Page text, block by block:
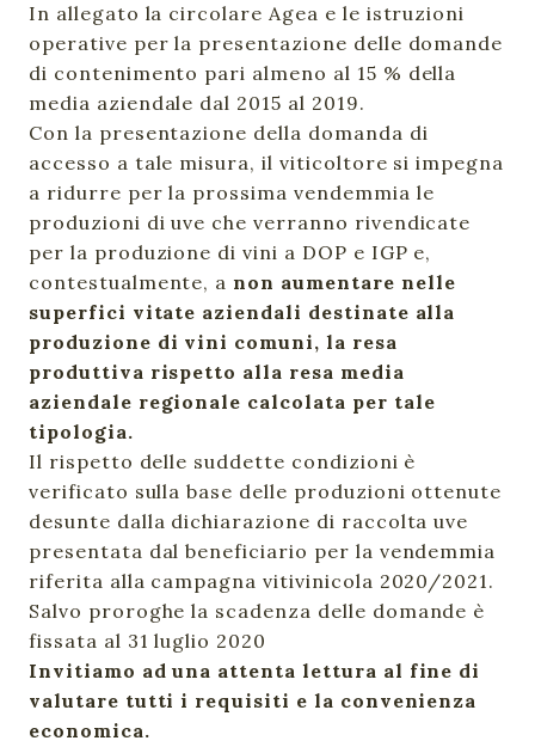
In allegato la circolare Agea e le istruzioni
operative per la presentazione delle domande
di contenimento pari almeno al 15 % della
media aziendale dal 2015 al 2019.
Con la presentazione della domanda di
accesso a tale misura, il viticoltore si impegna
a ridurre per la prossima vendemmia le
produzioni di uve che verranno rivendicate
per la produzione di vini a DOP e IGP e,
contestualmente, anon aumentare nelle
superfici vitate aziendali destinate alla
produzione di vini comuni, la resa
produttiva rispetto alla resa media
aziendale regionale calcolata per tale
tipologia.
Il rispetto delle suddette condizioni è
verificato sulla base delle produzioni ottenute
desunte dalla dichiarazione di raccolta uve
presentata dal beneficiario per la vendemmia
riferita alla campagna vitivinicola 2020/2021.
Salvo proroghe la scadenza delle domande è
fissata al 31 luglio 2020
Invitiamo ad una attenta lettura al fine di
valutare tutti i requisiti e la convenienza
economica.